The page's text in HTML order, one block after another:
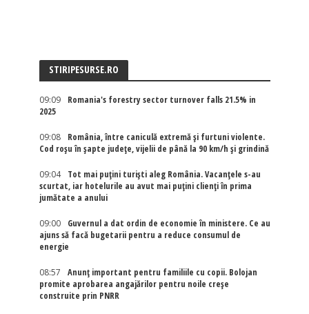
STIRIPESURSE.RO
09:09
Romania's forestry sector turnover falls 21.5% in
2025
09:08
România, între caniculă extremă și furtuni violente.
Cod roșu în șapte județe, vijelii de până la 90 km/h și grindină
09:04
Tot mai puțini turiști aleg România. Vacanțele s-au
scurtat, iar hotelurile au avut mai puțini clienți în prima
jumătate a anului
09:00
Guvernul a dat ordin de economie în ministere. Ce au
ajuns să facă bugetarii pentru a reduce consumul de
energie
08:57
Anunț important pentru familiile cu copii. Bolojan
promite aprobarea angajărilor pentru noile creșe
construite prin PNRR